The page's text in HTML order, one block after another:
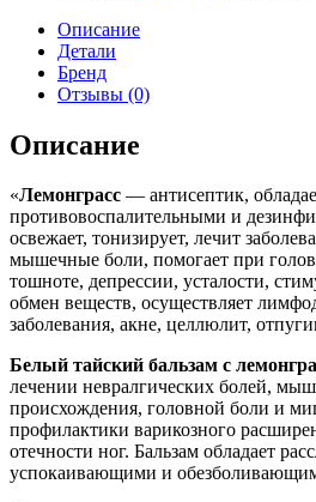
Описание
Детали
Бренд
Отзывы (0)
Описание
«Лемонграсс — антисептик,
противовоспалительными и
освежает, тонизирует, лечит
мышечные боли, помогает при
тошноте, депрессии, усталости,
обмен веществ, осуществляет
заболевания, акне, целлюлит,
Белый тайский бальзам с
лечении невралгических болей,
происхождения, головной боли и
профилактики варикозного
отечности ног. Бальзам обладает
успокаивающими и